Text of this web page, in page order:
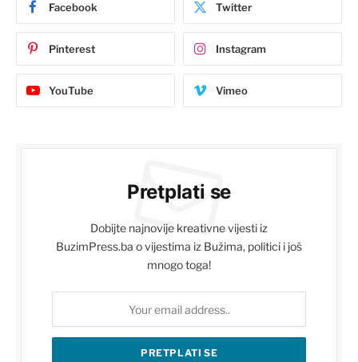
Facebook Twitter
Pinterest Instagram
YouTube Vimeo
Pretplati se
Dobijte najnovije kreativne vijesti iz
BuzimPress.ba o vijestima iz Bužima, politici i još
mnogo toga!